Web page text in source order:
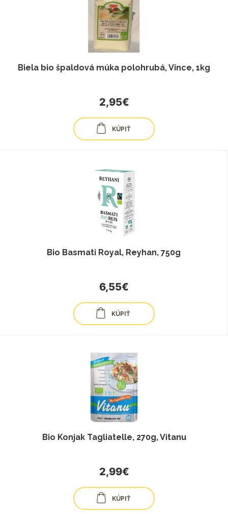
Biela bio špaldová múka polohrubá, Vince, 1kg
2,95€
KÚPIŤ
Bio Basmati Royal, Reyhan, 750g
6,55€
KÚPIŤ
Bio Konjak Tagliatelle, 270g, Vitanu
2,99€
KÚPIŤ